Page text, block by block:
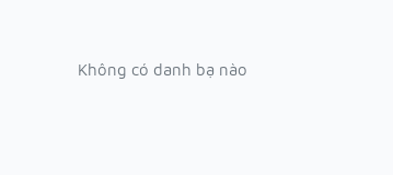
Không có danh bạ nào